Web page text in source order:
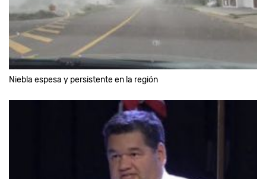
Niebla espesa y persistente en la región